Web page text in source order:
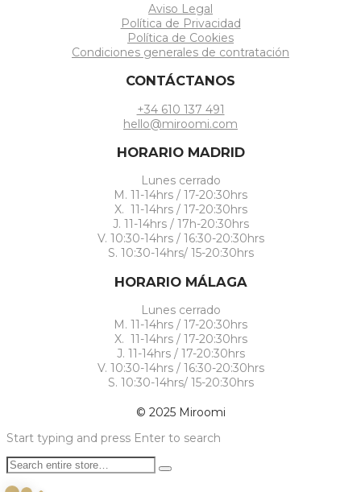
Aviso Legal
Política de Privacidad
Política de Cookies
Condiciones generales de contratación
CONTÁCTANOS
+34 610 137 491
hello@miroomi.com
HORARIO MADRID
Lunes cerrado
M. 11-14hrs / 17-20:30hrs
X. 11-14hrs / 17-20:30hrs
J. 11-14hrs / 17h-20:30hrs
V. 10:30-14hrs / 16:30-20:30hrs
S. 10:30-14hrs/ 15-20:30hrs
HORARIO MÁLAGA
Lunes cerrado
M. 11-14hrs / 17-20:30hrs
X. 11-14hrs / 17-20:30hrs
J. 11-14hrs / 17-20:30hrs
V. 10:30-14hrs / 16:30-20:30hrs
S. 10:30-14hrs/ 15-20:30hrs
© 2025 Miroomi
Start typing and press Enter to search